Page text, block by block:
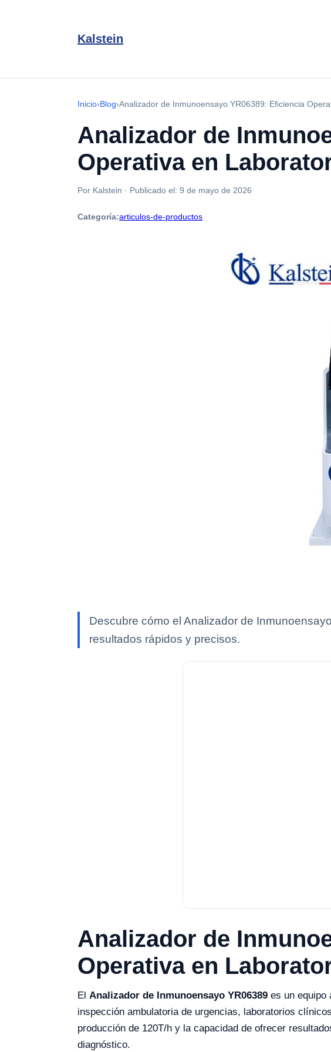
Kalstein
Inicio›Blog›Analizador de Inmunoensayo YR06389: Eficiencia
Analizador de
Operativa en
Por Kalstein · Publicado el: 9 de mayo de 2026
Categoría:articulos-de-productos
Descubre cómo el Analizador de
resultados rápidos y precisos.
Analizador de
Operativa en
El Analizador de Inmunoensayo YR06389 es un equipo
inspección ambulatoria de urgencias, laboratorios
producción de 120T/h y la capacidad de ofrecer
diagnóstico.